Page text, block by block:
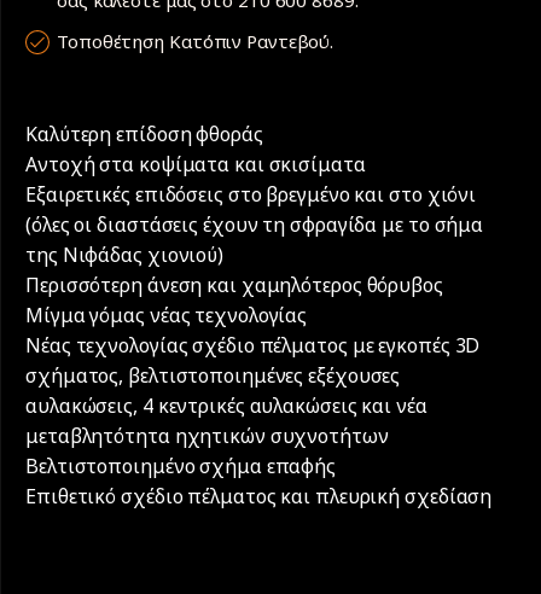
Τοποθέτηση Κατόπιν Ραντεβού.
Καλύτερη επίδοση φθοράς
Αντοχή στα κοψίματα και σκισίματα
Εξαιρετικές επιδόσεις στο βρεγμένο και στο χιόνι
(όλες οι διαστάσεις έχουν τη σφραγίδα με το σήμα
της Νιφάδας χιονιού)
Περισσότερη άνεση και χαμηλότερος θόρυβος
Μίγμα γόμας νέας τεχνολογίας
Νέας τεχνολογίας σχέδιο πέλματος με εγκοπές 3D
σχήματος, βελτιστοποιημένες εξέχουσες
αυλακώσεις, 4 κεντρικές αυλακώσεις και νέα
μεταβλητότητα ηχητικών συχνοτήτων
Βελτιστοποιημένο σχήμα επαφής
Επιθετικό σχέδιο πέλματος και πλευρική σχεδίαση